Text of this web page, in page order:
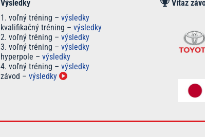
Výsledky
1. voľný tréning – výsledky
kvalifikačný tréning – výsledky
2. voľný tréning – výsledky
3. voľný tréning – výsledky
hyperpole – výsledky
4. voľný tréning – výsledky
závod – výsledky
Víťaz